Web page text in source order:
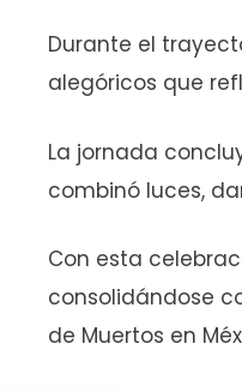
Durante el
alegóricos que
La jornada
combinó luces,
Con esta
consolidándose
de Muertos en